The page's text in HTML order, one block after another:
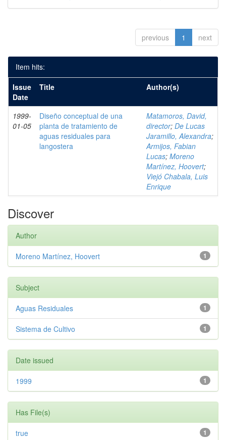
previous 1 next
Item hits:
Issue
Date
Title Author(s)
1999-
01-05
Diseño conceptual de una
planta de tratamiento de
aguas residuales para
langostera
Matamoros, David,
director; De Lucas
Jaramillo, Alexandra;
Armijos, Fabian
Lucas; Moreno
Martínez, Hoovert;
Viejó Chabala, Luis
Enrique
Discover
Author
1
Moreno Martínez, Hoovert
Subject
1
Aguas Residuales
1
Sistema de Cultivo
Date issued
1
1999
Has File(s)
1
true